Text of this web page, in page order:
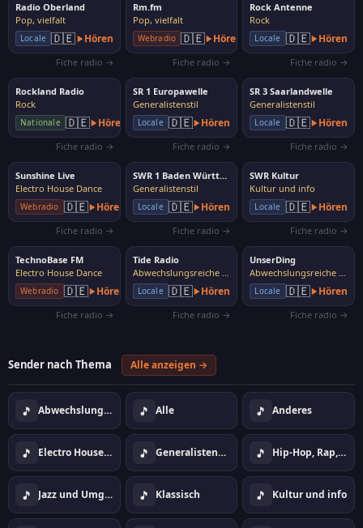
Radio Oberland
Pop, vielfalt
Locale 🇩🇪 Hören
Fiche radio →
Rm.fm
Pop, vielfalt
Webradio 🇩🇪 Hören
Fiche radio →
Rock Antenne
Rock
Locale 🇩🇪 Hören
Fiche radio →
Rockland Radio
Rock
Nationale 🇩🇪 Hören
Fiche radio →
SR 1 Europawelle
Generalistenstil
Locale 🇩🇪 Hören
Fiche radio →
SR 3 Saarlandwelle
Generalistenstil
Locale 🇩🇪 Hören
Fiche radio →
Sunshine Live
Electro House Dance
Webradio 🇩🇪 Hören
Fiche radio →
SWR 1 Baden Württemberg
Generalistenstil
Locale 🇩🇪 Hören
Fiche radio →
SWR Kultur
Kultur und info
Locale 🇩🇪 Hören
Fiche radio →
TechnoBase FM
Electro House Dance
Webradio 🇩🇪 Hören
Fiche radio →
Tide Radio
Abwechslungsreiche Musik
Locale 🇩🇪 Hören
Fiche radio →
UnserDing
Abwechslungsreiche Musik
Locale 🇩🇪 Hören
Fiche radio →
Sender nach Thema Alle anzeigen →
🎵 Abwechslungsreiche Musik 🎵 Alle 🎵 Anderes
🎵 Electro House Dance 🎵 Generalistenstil 🎵 Hip-Hop, Rap, Urban
🎵 Jazz und Umgebung 🎵 Klassisch 🎵 Kultur und info